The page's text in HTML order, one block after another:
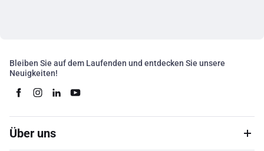
Bleiben Sie auf dem Laufenden und entdecken Sie unsere
Neuigkeiten!
Über uns